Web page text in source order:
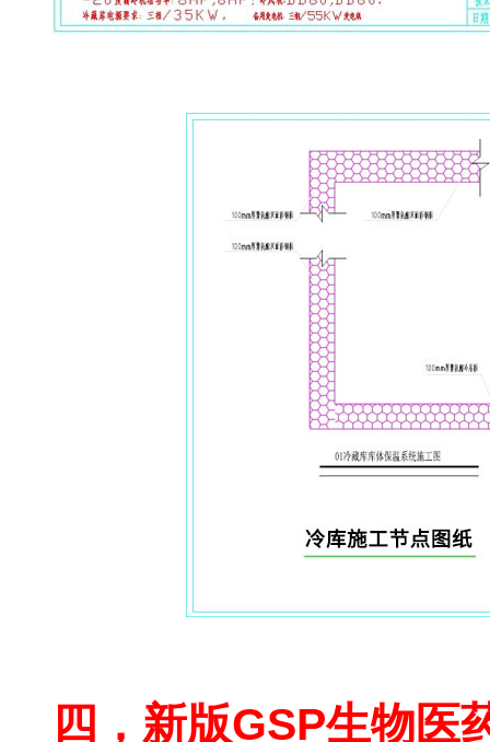
四，新版GSP生物医